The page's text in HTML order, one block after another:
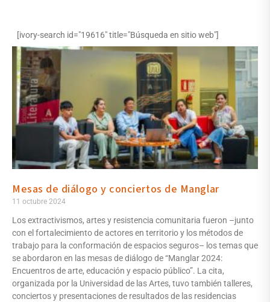
[ivory-search id="19616" title="Búsqueda en sitio web"]
Mesas de diálogo y conciertos de Manglar
11 octubre 2024
Los extractivismos, artes y resistencia comunitaria fueron –junto
con el fortalecimiento de actores en territorio y los métodos de
trabajo para la conformación de espacios seguros– los temas que
se abordaron en las mesas de diálogo de “Manglar 2024:
Encuentros de arte, educación y espacio público”. La cita,
organizada por la Universidad de las Artes, tuvo también talleres,
conciertos y presentaciones de resultados de las residencias